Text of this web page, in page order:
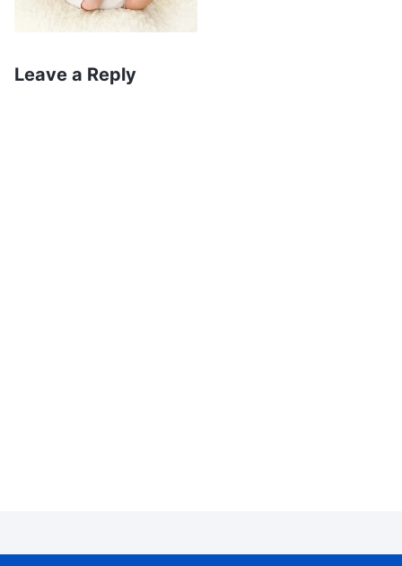
真に具現化されたものではありませんか。人間は客
創造主の統治と定めを見出しますが、創造主による
Leave a Reply